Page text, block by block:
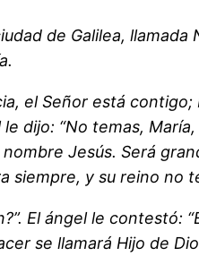
de Galilea,
el Señor está
dijo: “No temas,
Jesús. Será
siempre, y su reino no
El ángel le contestó:
se llamará Hijo de